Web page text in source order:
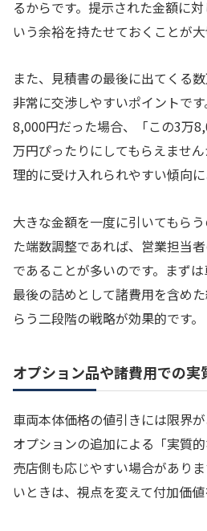
るからです。提示された金額に
いう余裕を持たせておくことが大
また、見積書の最後に出てくる
非常に交渉しやすいポイントで
8,000円だった場合、「この3万
万円ぴったりにしてもらえませ
理的に受け入れられやすい傾向に
大きな金額を一度に引いてもら
た端数調整であれば、営業担当
であることが多いのです。まずは
最後の詰めとして諸費用を含め
らう二段階の戦略が効果的です。
オプション品や諸費用での実
車両本体価格の値引きには限界
オプションの追加による「実質
売店側も応じやすい場合があり
いときは、視点を変えて付加価値